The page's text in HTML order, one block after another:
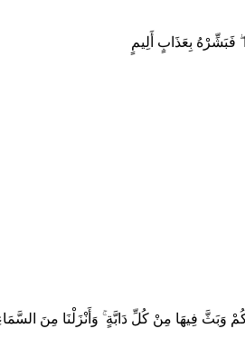
فَبَشِّرْهُ بِعَذَابٍ أَلِيمٍ
فِيهَا مِنْ كُلِّ دَابَّةٍ ۚ وَأَنْزَلْنَا مِنَ